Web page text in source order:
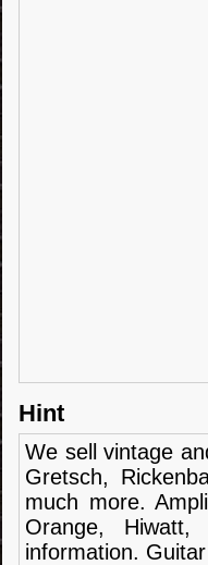
Hint
We sell vintage
Gretsch,
much more.
Orange,
Hiwatt,
information. Guitar